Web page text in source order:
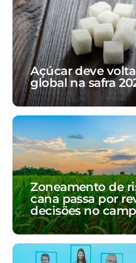
Açúcar deve
global na safra
Zoneamento de
cana passa por
decisões no